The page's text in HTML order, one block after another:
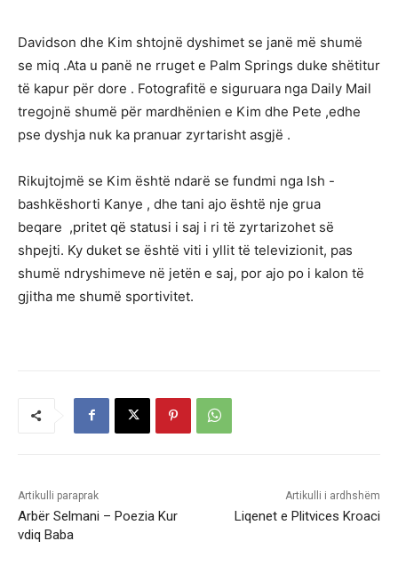
Davidson dhe Kim shtojnë dyshimet se janë më shumë
se miq .Ata u panë ne rruget e Palm Springs duke shëtitur
të kapur për dore . Fotografitë e siguruara nga Daily Mail
tregojnë shumë për mardhënien e Kim dhe Pete ,edhe
pse dyshja nuk ka pranuar zyrtarisht asgjë .
Rikujtojmë se Kim është ndarë se fundmi nga Ish -
bashkëshorti Kanye , dhe tani ajo është nje grua
beqare ,pritet që statusi i saj i ri të zyrtarizohet së
shpejti. Ky duket se është viti i yllit të televizionit, pas
shumë ndryshimeve në jetën e saj, por ajo po i kalon të
gjitha me shumë sportivitet.
Artikulli paraprak
Arbër Selmani – Poezia Kur
vdiq Baba
Artikulli i ardhshëm
Liqenet e Plitvices Kroaci